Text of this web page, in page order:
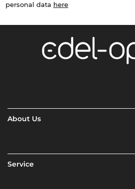
personal data here
About Us
Service